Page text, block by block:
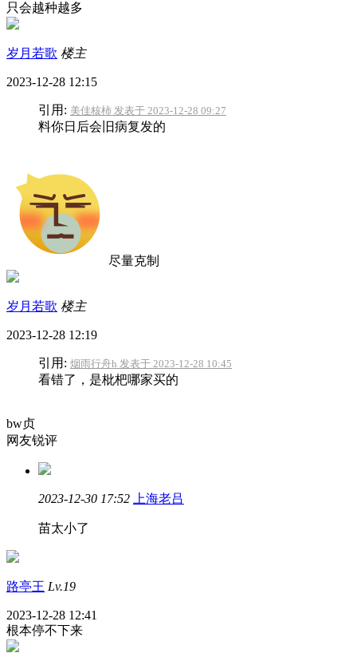
只会越种越多
岁月若歌 楼主
2023-12-28 12:15
引用: 美佳核柿 发表于 2023-12-28 09:27
料你日后会旧病复发的
尽量克制
岁月若歌 楼主
2023-12-28 12:19
引用: 烟雨行舟h 发表于 2023-12-28 10:45
看错了，是枇杷哪家买的
bw贞
网友锐评
2023-12-30 17:52 上海老吕
苗太小了
路亭王 Lv.19
2023-12-28 12:41
根本停不下来